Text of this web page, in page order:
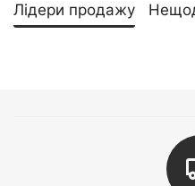
Лідери продажу